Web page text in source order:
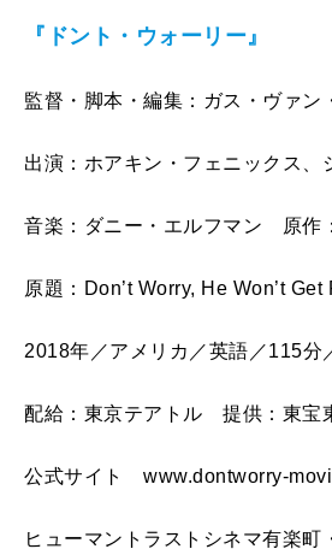
『ドント・ウォーリー』
監督・脚本・編集：ガス・ヴァン
出演：ホアキン・フェニックス
音楽：ダニー・エルフマン 原作
原題：Don’t Worry, He Won’t
2018年／アメリカ／英語／115分
配給：東京テアトル 提供：東宝
公式サイト www.dontworry-
ヒューマントラストシネマ有楽